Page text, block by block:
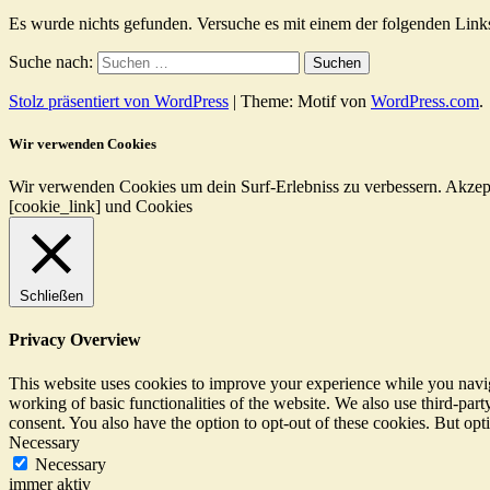
Es wurde nichts gefunden. Versuche es mit einem der folgenden
Suche nach:
Stolz präsentiert von WordPress | Theme: Motif von WordPress.com.
Wir verwenden Cookies
Wir verwenden Cookies um dein Surf-Erlebniss zu verbessern.
[cookie_link] und Cookies
Schließen
Privacy Overview
This website uses cookies to improve your experience while you
working of basic functionalities of the website. We also use third-
consent. You also have the option to opt-out of these cookies. But
Necessary
Necessary
immer aktiv